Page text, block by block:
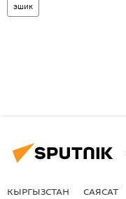
эшик
КЫРГЫЗСТАН САЯСАТ